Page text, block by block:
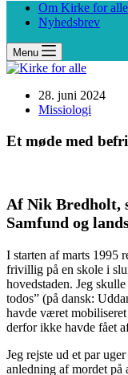
Om Kirke for alle
Nyhedsbrev
Menu
28. juni 2024
Missiologi
Et møde med
Af Nik Bredholt,
Samfund og
I starten af marts 1995
frivillig på en skole i
hovedstaden. Jeg
todos” (på dansk:
havde været
derfor ikke havde fået
Jeg rejste ud et par
anledning af mordet